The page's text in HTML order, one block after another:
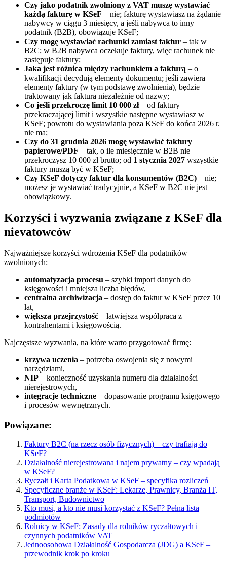
Czy jako podatnik zwolniony z VAT muszę wystawiać
każdą fakturę w KSeF – nie; fakturę wystawiasz na żądanie
nabywcy w ciągu 3 miesięcy, a jeśli nabywca to inny
podatnik (B2B), obowiązuje KSeF;
Czy mogę wystawiać rachunki zamiast faktur – tak w
B2C; w B2B nabywca oczekuje faktury, więc rachunek nie
zastępuje faktury;
Jaka jest różnica między rachunkiem a fakturą – o
kwalifikacji decydują elementy dokumentu; jeśli zawiera
elementy faktury (w tym podstawę zwolnienia), będzie
traktowany jak faktura niezależnie od nazwy;
Co jeśli przekroczę limit 10 000 zł– od faktury
przekraczającej limit i wszystkie następne wystawiasz w
KSeF; powrotu do wystawiania poza KSeF do końca 2026 r.
nie ma;
Czy do 31 grudnia 2026 mogę wystawiać faktury
papierowe/PDF – tak, o ile miesięcznie w B2B nie
przekroczysz 10 000 zł brutto; od 1 stycznia 2027 wszystkie
faktury muszą być w KSeF;
Czy KSeF dotyczy faktur dla konsumentów (B2C) – nie;
możesz je wystawiać tradycyjnie, a KSeF w B2C nie jest
obowiązkowy.
Korzyści i wyzwania związane z KSeF dla
nievatowców
Najważniejsze korzyści wdrożenia KSeF dla podatników
zwolnionych:
automatyzacja procesu – szybki import danych do
księgowości i mniejsza liczba błędów,
centralna archiwizacja – dostęp do faktur w KSeF przez 10
lat,
większa przejrzystość – łatwiejsza współpraca z
kontrahentami i księgowością.
Najczęstsze wyzwania, na które warto przygotować firmę:
krzywa uczenia – potrzeba oswojenia się z nowymi
narzędziami,
NIP – konieczność uzyskania numeru dla działalności
nierejestrowych,
integracje techniczne – dopasowanie programu księgowego
i procesów wewnętrznych.
Powiązane:
Faktury B2C (na rzecz osób fizycznych) – czy trafiają do
KSeF?
Działalność nierejestrowana i najem prywatny – czy wpadają
w KSeF?
Ryczałt i Karta Podatkowa w KSeF – specyfika rozliczeń
Specyficzne branże w KSeF: Lekarze, Prawnicy, Branża IT,
Transport, Budownictwo
Kto musi, a kto nie musi korzystać z KSeF? Pełna lista
podmiotów
Rolnicy w KSeF: Zasady dla rolników ryczałtowych i
czynnych podatników VAT
Jednoosobowa Działalność Gospodarcza (JDG) a KSeF –
przewodnik krok po kroku